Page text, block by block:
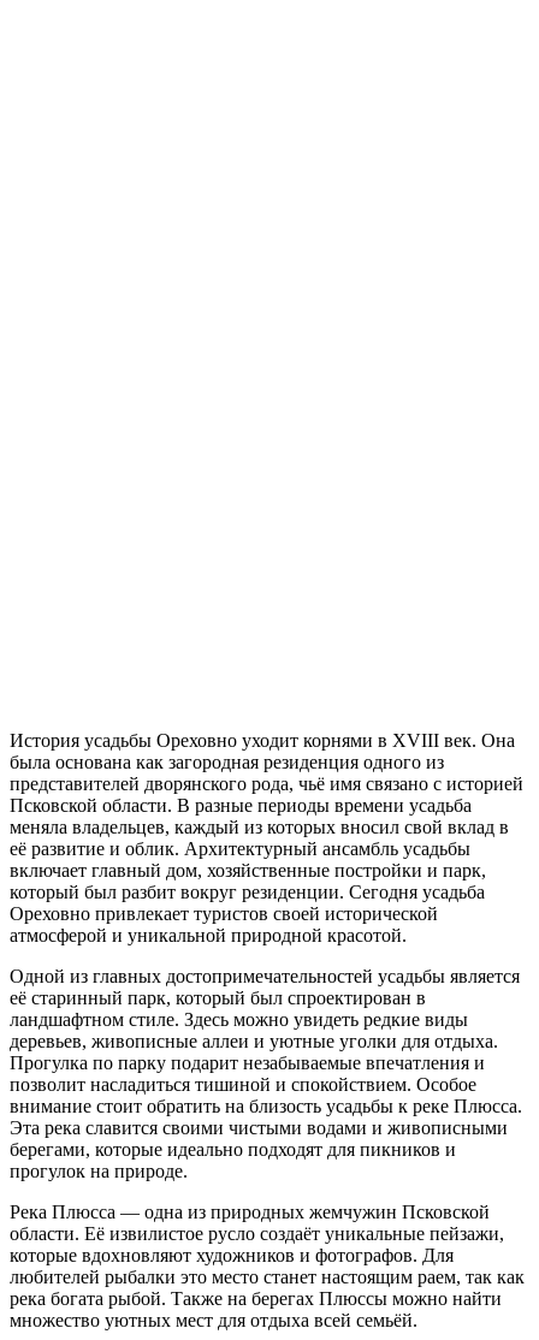
История усадьбы Ореховно уходит корнями в XVIII век. Она
была основана как загородная резиденция одного из
представителей дворянского рода, чьё имя связано с историей
Псковской области. В разные периоды времени усадьба
меняла владельцев, каждый из которых вносил свой вклад в
её развитие и облик. Архитектурный ансамбль усадьбы
включает главный дом, хозяйственные постройки и парк,
который был разбит вокруг резиденции. Сегодня усадьба
Ореховно привлекает туристов своей исторической
атмосферой и уникальной природной красотой.
Одной из главных достопримечательностей усадьбы является
её старинный парк, который был спроектирован в
ландшафтном стиле. Здесь можно увидеть редкие виды
деревьев, живописные аллеи и уютные уголки для отдыха.
Прогулка по парку подарит незабываемые впечатления и
позволит насладиться тишиной и спокойствием. Особое
внимание стоит обратить на близость усадьбы к реке Плюсса.
Эта река славится своими чистыми водами и живописными
берегами, которые идеально подходят для пикников и
прогулок на природе.
Река Плюсса — одна из природных жемчужин Псковской
области. Её извилистое русло создаёт уникальные пейзажи,
которые вдохновляют художников и фотографов. Для
любителей рыбалки это место станет настоящим раем, так как
река богата рыбой. Также на берегах Плюссы можно найти
множество уютных мест для отдыха всей семьёй.